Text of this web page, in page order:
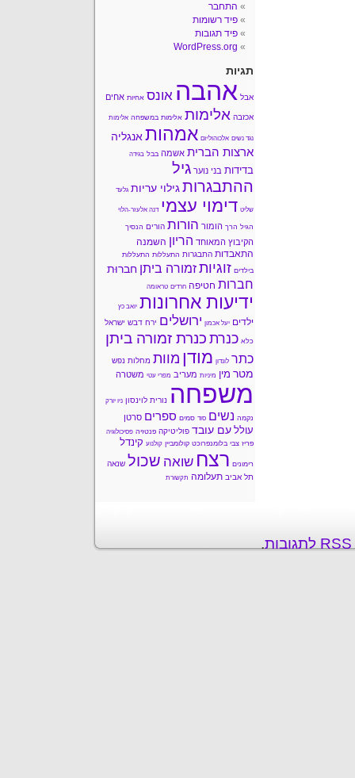
התחבר
פיד רשומות
פיד תגובות
WordPress.org
תגיות
אבל אהבה אונס אחיות אחים
אכזבה אלימות אלימות במשפחה אלימות
נגד נשים אלכוהוליזם אמהותאנגליה
ארצות הברית אשמה בבל בגידה
בדידות בני נוער גיל
ההתבגרות גילוי עריות גלעד
שליט דימוי עצמי דנה אלעזר-הלוי
הגיל הרך הומור הורות הורים הנסיך
הקיבוץ המאוחד הריון השמנה
התאבדות התבגרות התעללות התעללות
בילדים זוגיותזמורה ביתן חברוּת
חברות חטיפה חרדים טראומה
ידיעות אחרונות יואב כץ
ילדים יעל אכמון ירושלים ירח דבש ישראל
כלא כנרת כנרת זמורה ביתן
כתר לונדון מודן מוות מחלות נפש
מטר מין מיניות מעריב מפרי עטי משטרה
משפחה נורית לוינסון ניו יורק
נקמה נשים סוד סמים ספרים סרטן
עולל עם עובד פוליטיקה פנטזיה פסיכולוגיה
פריז צבי בלומנפרוכט קולומביין קולנוע קינדל
רימונים רצח שואה שכול שנאה
תל אביב תעלומה תקשורת
.